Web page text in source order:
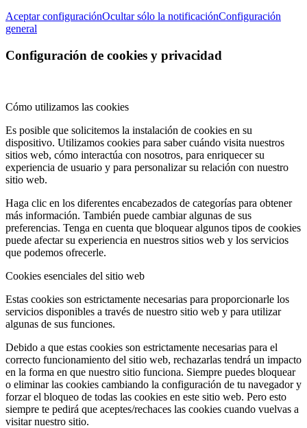
Aceptar configuraciónOcultar sólo la notificaciónConfiguración
general
Configuración de cookies y privacidad
Cómo utilizamos las cookies
Es posible que solicitemos la instalación de cookies en su
dispositivo. Utilizamos cookies para saber cuándo visita nuestros
sitios web, cómo interactúa con nosotros, para enriquecer su
experiencia de usuario y para personalizar su relación con nuestro
sitio web.
Haga clic en los diferentes encabezados de categorías para obtener
más información. También puede cambiar algunas de sus
preferencias. Tenga en cuenta que bloquear algunos tipos de cookies
puede afectar su experiencia en nuestros sitios web y los servicios
que podemos ofrecerle.
Cookies esenciales del sitio web
Estas cookies son estrictamente necesarias para proporcionarle los
servicios disponibles a través de nuestro sitio web y para utilizar
algunas de sus funciones.
Debido a que estas cookies son estrictamente necesarias para el
correcto funcionamiento del sitio web, rechazarlas tendrá un impacto
en la forma en que nuestro sitio funciona. Siempre puedes bloquear
o eliminar las cookies cambiando la configuración de tu navegador y
forzar el bloqueo de todas las cookies en este sitio web. Pero esto
siempre te pedirá que aceptes/rechaces las cookies cuando vuelvas a
visitar nuestro sitio.